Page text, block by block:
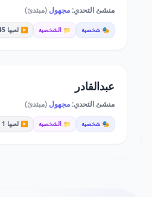
منشئ التحدي:مجهول (مبتدئ)
🎭 شخصية 📁 الشخصية ▶️ لعبها 14,345
عبدالقادر
منشئ التحدي:مجهول (مبتدئ)
🎭 شخصية 📁 الشخصية ▶️ لعبها 1